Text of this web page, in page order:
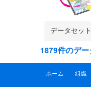
1879件のデ
ホーム 組織